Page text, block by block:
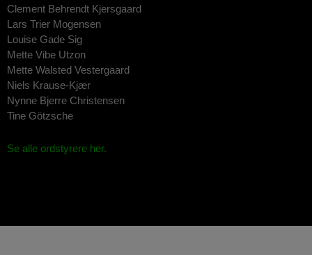
Clement Behrendt Kjersgaard
Lars Trier Mogensen
Louise Gade Sig
Mette Vibe Utzon
Mette Walsted Vestergaard
Niels Krause-Kjær
Nynne Bjerre Christensen
Tine Götzsche
Se alle ordstyrere her.